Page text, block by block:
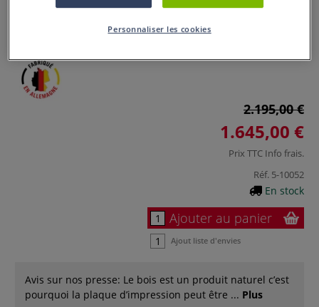
La longueur du cylindre de cette presse est de 50 cm.
2.195,00 €
1.645,00 €
Prix TTC Info frais.
Réf. 5-10052
En stock
Ajouter au panier
Ajout liste d'envies
Avis sur nos presse: Le bois est un produit naturel c’est
pourquoi la plaque d’impression peut être ... Plus
Personnaliser les cookies